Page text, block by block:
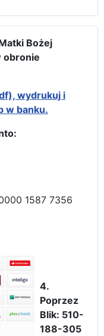
Bożej
obronie
wydrukuj i
w banku.
1587 7356
4.
Poprzez
Blik: 510-
188-305